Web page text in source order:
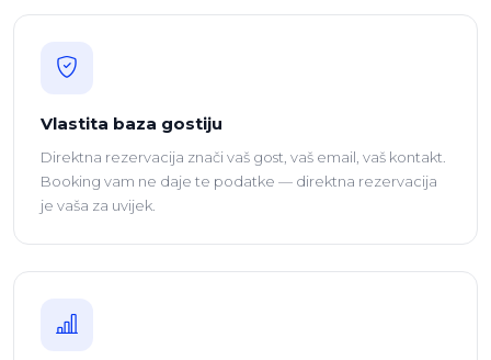
Vlastita baza gostiju
Direktna rezervacija znači vaš gost, vaš email, vaš kontakt.
Booking vam ne daje te podatke — direktna rezervacija
je vaša za uvijek.